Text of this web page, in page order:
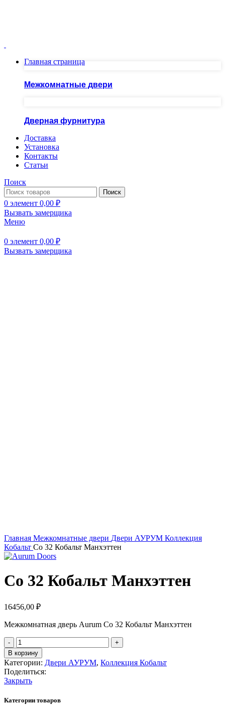
Главная страница
Межкомнатные двери
Дверная фурнитура
Доставка
Установка
Контакты
Статьи
Поиск
Поиск
0 элемент 0,00 ₽
Вызвать замерщика
Меню
0 элемент 0,00 ₽
Вызвать замерщика
Главная Межкомнатные двери Двери АУРУМ Коллекция
Кобальт Co 32 Кобальт Манхэттен
Co 32 Кобальт Манхэттен
16456,00 ₽
Межкомнатная дверь Aurum Co 32 Кобальт Манхэттен
Количество
товара
Co
32
Кобальт
Манхэттен
В корзину
Категории: Двери АУРУМ, Коллекция Кобальт
Поделиться:
Закрыть
Категории товаров